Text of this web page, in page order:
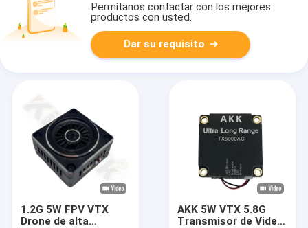
Permítanos contactar con los mejores
productos con usted.
Dar su requisito
1.2G 5W FPV VTX
Drone de alta
AKK 5W VTX 5.8G
Transmisor de Video